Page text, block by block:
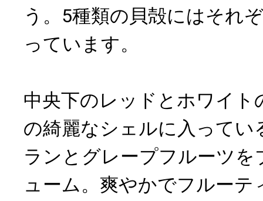
う。5種類の貝殻にはそれ
っています。
中央下のレッドとホワイト
の綺麗なシェルに入ってい
ランとグレープフルーツ
ューム。爽やかでフルーテ